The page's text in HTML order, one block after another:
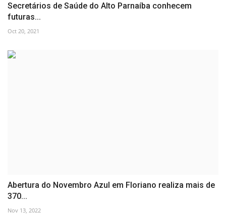
Secretários de Saúde do Alto Parnaíba conhecem
futuras...
Oct 20, 2021
Abertura do Novembro Azul em Floriano realiza mais de
370...
Nov 13, 2022